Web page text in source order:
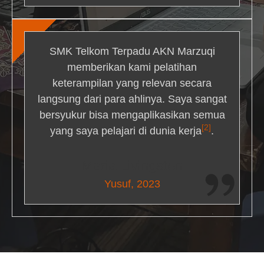
SMK Telkom Terpadu AKN Marzuqi
memberikan kami pelatihan
keterampilan yang relevan secara
langsung dari para ahlinya. Saya sangat
bersyukur bisa mengaplikasikan semua
yang saya pelajari di dunia kerja[2] .
Yusuf, 2023